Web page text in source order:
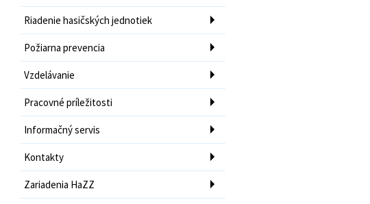
Riadenie hasičských jednotiek
Požiarna prevencia
Vzdelávanie
Pracovné príležitosti
Informačný servis
Kontakty
Zariadenia HaZZ